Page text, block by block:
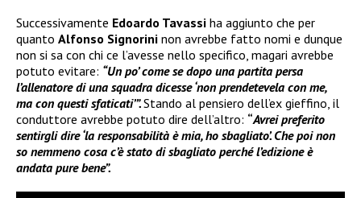
Successivamente Edoardo Tavassi ha aggiunto che per
quanto Alfonso Signorini non avrebbe fatto nomi e dunque
non si sa con chi ce l’avesse nello specifico, magari avrebbe
potuto evitare: “Un po’ come se dopo una partita persa
l’allenatore di una squadra dicesse ‘non prendetevela con me,
ma con questi sfaticati’”.Stando al pensiero dell’ex gieffino, il
conduttore avrebbe potuto dire dell’altro: “Avrei preferito
sentirgli dire ‘la responsabilità è mia, ho sbagliato’. Che poi non
so nemmeno cosa c’è stato di sbagliato perché l’edizione è
andata pure bene”.